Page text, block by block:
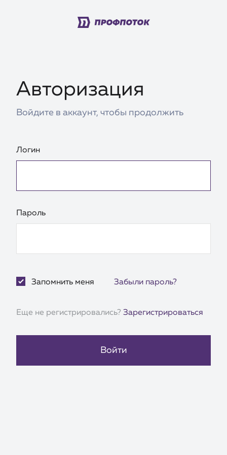
Авторизация
Войдите в аккаунт, чтобы продолжить
Логин
Пароль
Запомнить меня Забыли пароль?
Еще не регистрировались? Зарегистрироваться
Войти